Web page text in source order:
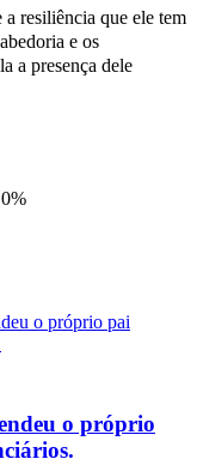
a resiliência que ele tem
e os
a presença dele
0%
o próprio